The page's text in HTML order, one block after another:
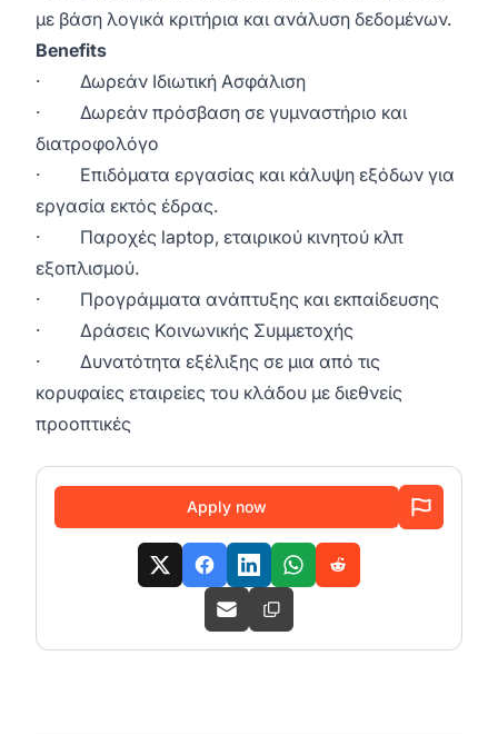
με βάση λογικά κριτήρια και ανάλυση δεδομένων.
Benefits
· Δωρεάν Ιδιωτική Ασφάλιση
· Δωρεάν πρόσβαση σε γυμναστήριο και
διατροφολόγο
· Επιδόματα εργασίας και κάλυψη εξόδων για
εργασία εκτός έδρας.
· Παροχές laptop, εταιρικού κινητού κλπ
εξοπλισμού.
· Προγράμματα ανάπτυξης και εκπαίδευσης
· Δράσεις Κοινωνικής Συμμετοχής
· Δυνατότητα εξέλιξης σε μια από τις
κορυφαίες εταιρείες του κλάδου με διεθνείς
προοπτικές
Apply now